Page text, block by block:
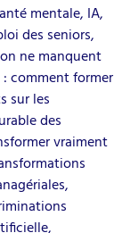
mentale, IA,
des seniors,
ne manquent
comment former
sur les
des
vraiment